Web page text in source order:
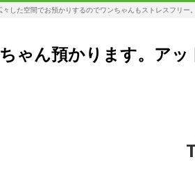
た空間でお預かりするのでワンちゃんもストレスフリー
ゃん預かります。ア